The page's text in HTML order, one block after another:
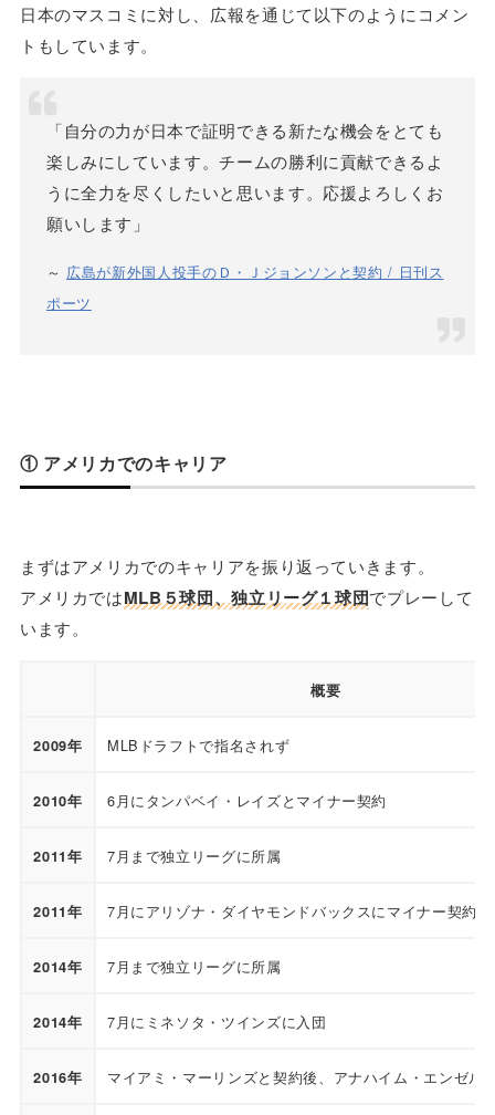
日本のマスコミに対し、広報を通じて以下のようにコメン
トもしています。
「自分の力が日本で証明できる新たな機会をとても
楽しみにしています。チームの勝利に貢献できるよ
うに全力を尽くしたいと思います。応援よろしくお
願いします」
～ 広島が新外国人投手のＤ・Ｊジョンソンと契約 / 日刊ス
ポーツ
① アメリカでのキャリア
まずはアメリカでのキャリアを振り返っていきます。
アメリカではMLB５球団、独立リーグ１球団でプレーして
います。
概要
2009年 MLBドラフトで指名されず
2010年 6月にタンパベイ・レイズとマイナー契約
2011年 7月まで独立リーグに所属
2011年 7月にアリゾナ・ダイヤモンドバックスにマイナー契約
2014年 7月まで独立リーグに所属
2014年 7月にミネソタ・ツインズに入団
2016年 マイアミ・マーリンズと契約後、アナハイム・エンゼル